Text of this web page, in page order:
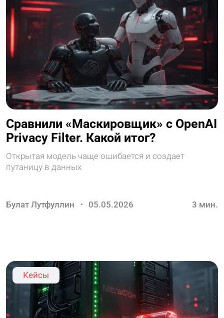
Сравнили «Маскировщик» с OpenAI
Privacy Filter. Какой итог?
Открытая модель чаще ошибается и создает
путаницу в данных
Булат Лутфуллин 05.05.2026 3 мин.
Кейсы